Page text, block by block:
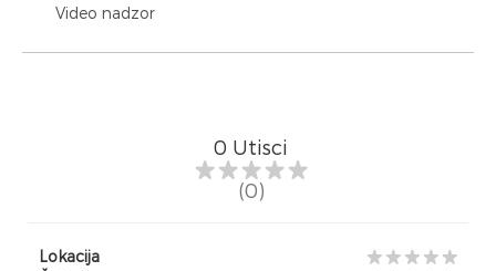
Video nadzor
0 Utisci
(0)
Lokacija